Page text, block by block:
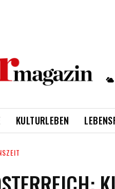
KULTURLEBEN